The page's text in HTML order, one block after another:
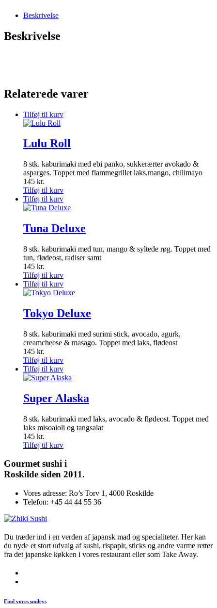
Beskrivelse
Beskrivelse
Relaterede varer
Tilføj til kurv
Lulu Roll
8 stk. kaburimaki med ebi panko, sukkerærter avokado &
asparges. Toppet med flammegrillet laks,mango, chilimayo
145 kr.
Tilføj til kurv
Tilføj til kurv
Tuna Deluxe
8 stk. kaburimaki med tun, mango & syltede røg. Toppet med
tun, flødeost, radiser samt
145 kr.
Tilføj til kurv
Tilføj til kurv
Tokyo Deluxe
8 stk. kaburimaki med surimi stick, avocado, agurk,
creamcheese & masago. Toppet med laks, flødeost
145 kr.
Tilføj til kurv
Tilføj til kurv
Super Alaska
8 stk. kaburimaki med laks, avocado & flødeost. Toppet med
laks misoaioli og tangsalat
145 kr.
Tilføj til kurv
Gourmetsushi i
Roskilde siden 2011.
Vores adresse: Ro’s Torv 1, 4000 Roskilde
Telefon: +45 44 44 55 36
Du træder ind i en verden af japansk mad og specialiteter. Her kan
du nyde et stort udvalg af sushi, rispapir, sticks og andre varme retter
fra det japanske køkken i vores restaurant eller som Take Away.
Find vores smileys